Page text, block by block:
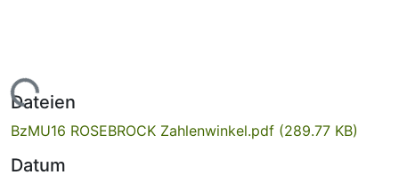
Lade...
Dateien
BzMU16 ROSEBROCK Zahlenwinkel.pdf (289.77 KB)
Datum